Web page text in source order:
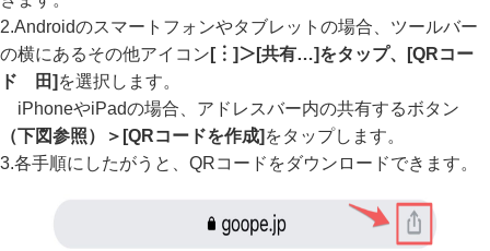
2.Androidのスマートフォンやタブレットの場合、ツールバー
の横にあるその他アイコン [︙]＞[共有…]をタップ、[QRコー
ド 田] を選択します。
iPhoneやiPadの場合、アドレスバー内の共有するボタン
（下図参照）＞[QRコードを作成] をタップします。
3.各手順にしたがうと、QRコードをダウンロードできます。